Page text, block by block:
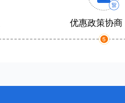
优惠政策协商